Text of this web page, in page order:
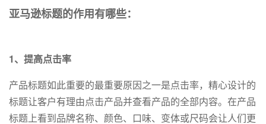
亚马逊标题的作用有哪些：
1、提高点击率
产品标题如此重要的最重要原因之一是点击率，精心设计的
标题让客户有理由点击产品并查看产品的全部内容。在产品
标题上看到品牌名称、颜色、口味、变体或尺码会让人们更